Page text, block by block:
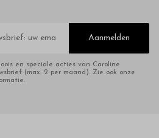
Aanmelden
en speciale acties van Caroline
(max. 2 per maand). Zie ook onze